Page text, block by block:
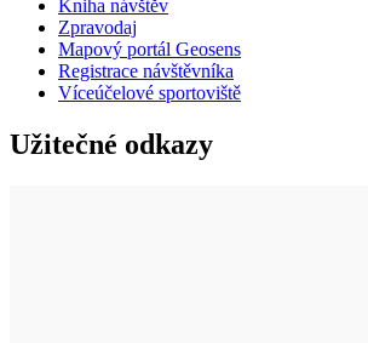
Kniha návštěv
Zpravodaj
Mapový portál Geosens
Registrace návštěvníka
Víceúčelové sportoviště
Užitečné odkazy